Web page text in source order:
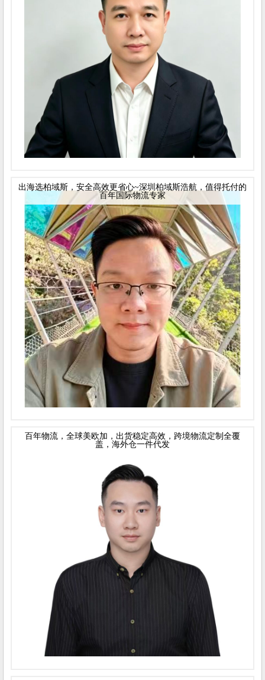
出海选柏域斯，安全高效更省心~深圳柏域斯浩航，值得托付的
百年国际物流专家
百年物流，全球美欧加，出货稳定高效，跨境物流定制全覆
盖，海外仓一件代发